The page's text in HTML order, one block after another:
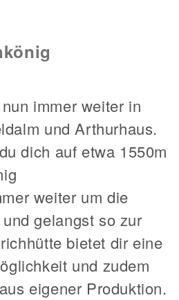
immer weiter in
und Arthurhaus.
dich auf etwa 1550m
weiter um die
gelangst so zur
bietet dir eine
und zudem
eigener Produktion.